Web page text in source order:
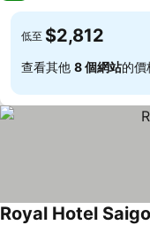
低至 $2,812
查看其他 8 個網站的價
Royal Hotel